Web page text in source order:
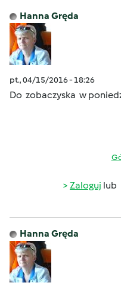
Hanna Gręda
pt., 04/15/2016 - 18:26
Do zobaczyska w
Zaloguj lub
Hanna Gręda